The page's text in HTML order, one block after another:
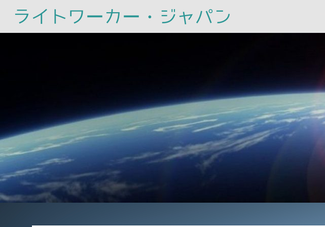
ライトワーカー・ジャパン